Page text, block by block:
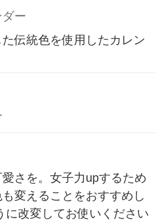
ー
伝統色を使用したカレン
さを。女子力upするため
変えることをおすすめし
に改変してお使いください